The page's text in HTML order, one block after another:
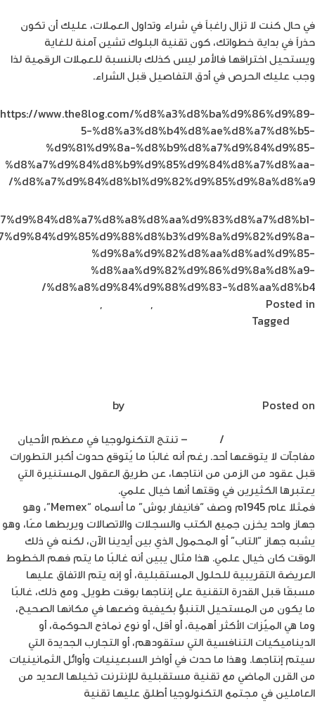
في حال كنت لا تزال راغباً في شراء وتداول العملات، عليك أن تكون
حذراً في بداية خطواتك، كون تقنية البلوك تشين آمنة للغاية
ويستحيل اختراقها فالأمر ليس كذلك بالنسبة للعملات الرقمية لذا
وجب عليك الحرص في أدق التفاصيل قبل الشراء.
https://www.the8log.com/%d8%a3%d8%ba%d9%86%d9%89-
5-%d8%a3%d8%b4%d8%ae%d8%a7%d8%b5-
%d9%81%d9%8a-%d8%b9%d8%a7%d9%84%d9%85-
%d8%a7%d9%84%d8%b9%d9%85%d9%84%d8%a7%d8%aa-
%d8%a7%d9%84%d8%b1%d9%82%d9%85%d9%8a%d8%a9/
%d9%8a%d9%82%d8%aa%d8%ad%d9%85-
%d8%aa%d9%82%d9%86%d9%8a%d8%a9-
%d8%a8%d9%84%d9%88%d9%83-%d8%aa%d8%b4/
Posted in
,
,
Tagged
عن
الرقمية
Posted on
/
– تنتج التكنولوجيا في معظم الأحيان
مفاجآت لا يتوقعها أحد. رغم أنه غالبًا ما يُتوقع حدوث أكبر التطورات
قبل عقود من الزمن من انتاجها، عن طريق العقول المستنيرة التي
يعتبرها الكثيرين في وقتها أنها خيال علمي.
فمثلا عام 1945م وصف “فانيفار بوش” ما أسماه “Memex”، وهو
جهاز واحد يخزن جميع الكتب والسجلات والاتصالات ويربطها معًا، وهو
يشبه جهاز “التاب” أو المحمول الذي بين أيدينا الآن، لكنه في ذلك
الوقت كان خيال علمي. هذا مثال يبين أنه غالبًا ما يتم فهم الخطوط
العريضة التقريبية للحلول المستقبلية، أو إنه يتم الاتفاق عليها
مسبقًا قبل القدرة التقنية على إنتاجها بوقت طويل. ومع ذلك، غالبًا
ما يكون من المستحيل التنبؤ بكيفية وضعها في مكانها الصحيح،
وما هي الميّزات الأكثر أهمية، أو أقل، أو نوع نماذج الحوكمة، أو
الديناميكيات التنافسية التي ستقودهم، أو التجارب الجديدة التي
سيتم إنتاجها. وهذا ما حدث في أواخر السبعينيات وأوائل الثمانينيات
من القرن الماضي مع تقنية مستقبلية للإنترنت تخيلها العديد من
العاملين في مجتمع التكنولوجيا أطلق عليها تقنية